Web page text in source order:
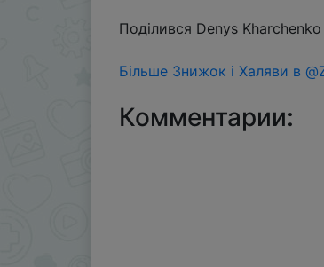
Поділився Denys Kharchenko
Більше Знижок і Халяви в
Комментарии: